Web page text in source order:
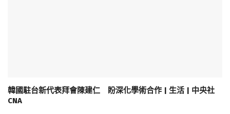
韓國駐台新代表拜會陳建仁 盼深化學術合作 | 生活 | 中央社
CNA